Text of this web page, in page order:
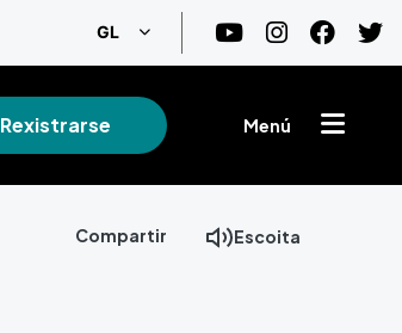
GL List additional actions
Rexistrarse Menú
Compartir Escoita